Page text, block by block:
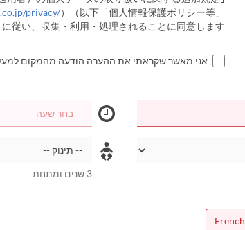
privacy/）（以下「個人情報保護ポリシー等」
従い、収集・利用・処理されることに同意します。
אני מאשר שקראתי את ההערה הודעה מהמקום
3 שנים ומתחת
French